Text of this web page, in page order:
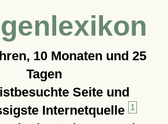
10 Monaten und 25
Tagen
Seite und
Internetquelle
1